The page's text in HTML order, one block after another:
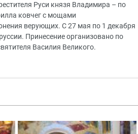
Руси князя Владимира – по
ковчег с мощами
верующих. С 27 мая по 1 декабря
Принесение организовано по
Василия Великого.